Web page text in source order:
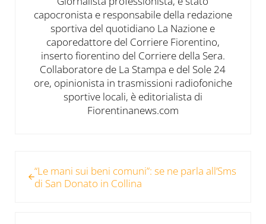
capocronista e responsabile della redazione
sportiva del quotidiano La Nazione e
caporedattore del Corriere Fiorentino,
inserto fiorentino del Corriere della Sera.
Collaboratore de La Stampa e del Sole 24
ore, opinionista in trasmissioni radiofoniche
sportive locali, è editorialista di
Fiorentinanews.com
“Le mani sui beni comuni”: se ne parla all’Sms
di San Donato in Collina